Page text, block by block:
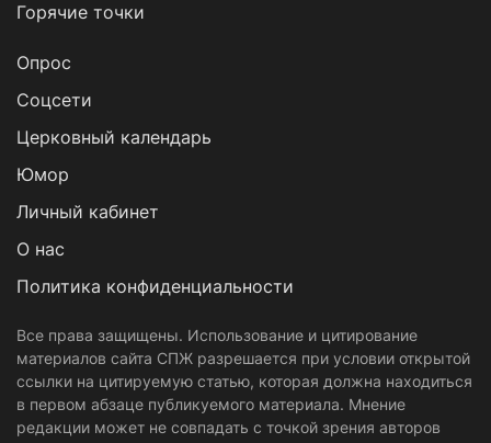
Горячие точки
Опрос
Cоцсети
Церковный календарь
Юмор
Личный кабинет
О нас
Политика конфиденциальности
Все права защищены. Использование и цитирование
материалов сайта СПЖ разрешается при условии открытой
ссылки на цитируемую статью, которая должна находиться
в первом абзаце публикуемого материала. Мнение
редакции может не совпадать с точкой зрения авторов